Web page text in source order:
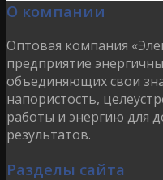
О компании
Оптовая компания
предприятие
объединяющих свои
напористость,
работы и энергию для
результатов.
Разделы сайта